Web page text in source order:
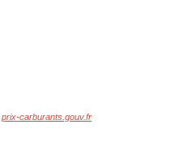
prix-carburants.gouv.fr